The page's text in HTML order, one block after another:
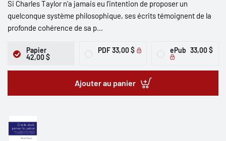
Si Charles Taylor n’a jamais eu l’intention de proposer un
quelconque système philosophique, ses écrits témoignent de la
profonde cohérence de sa p...
Papier
42,00 $
PDF 33,00 $ ePub 33,00 $
Ajouter au panier